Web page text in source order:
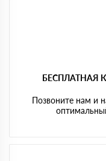
БЕСПЛАТНАЯ
Позвоните нам и